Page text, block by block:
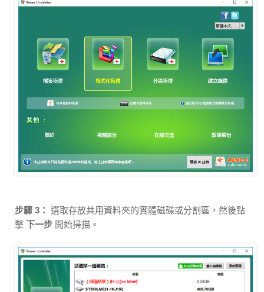
步驟 3： 選取存放共用資料夾的實體磁碟或分割區，然後點
擊
下一步 開始掃描。